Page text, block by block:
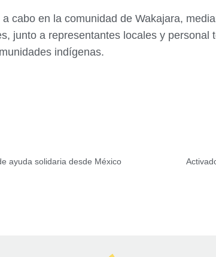
cabo en la comunidad de Wakajara,
junto a representantes locales y
indígenas.
ayuda solidaria desde México